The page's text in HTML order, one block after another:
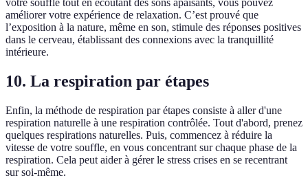
améliorer votre expérience de relaxation. C’est prouvé que
l’exposition à la nature, même en son, stimule des réponses positives
dans le cerveau, établissant des connexions avec la tranquillité
intérieure.
10. La respiration par étapes
Enfin, la méthode de respiration par étapes consiste à aller d'une
respiration naturelle à une respiration contrôlée. Tout d'abord, prenez
quelques respirations naturelles. Puis, commencez à réduire la
vitesse de votre souffle, en vous concentrant sur chaque phase de la
respiration. Cela peut aider à gérer le stress crises en se recentrant
sur soi-même.